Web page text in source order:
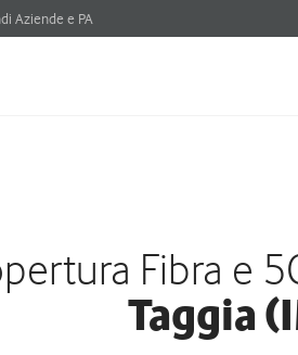
Aziende e PA
Fibra e
Taggia